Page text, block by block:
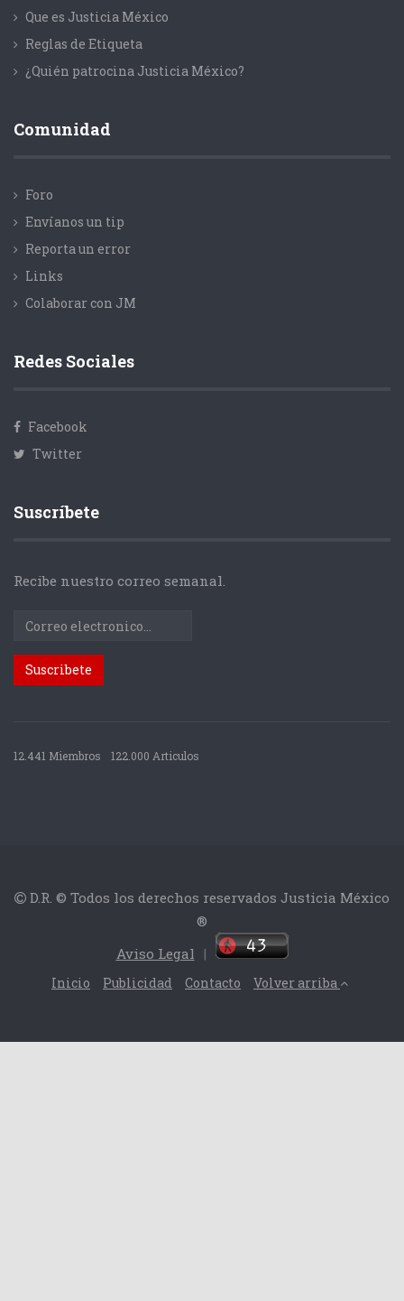
Que es Justicia México
Reglas de Etiqueta
¿Quién patrocina Justicia México?
Comunidad
Foro
Envíanos un tip
Reporta un error
Links
Colaborar con JM
Redes Sociales
Facebook
Twitter
Suscríbete
Recibe nuestro correo semanal.
12.441 Miembros 122.000 Articulos
D.R. © Todos los derechos reservados Justicia México
®
Aviso Legal |
Inicio Publicidad Contacto Volver arriba